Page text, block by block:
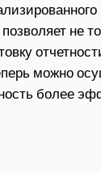
не
можно
более